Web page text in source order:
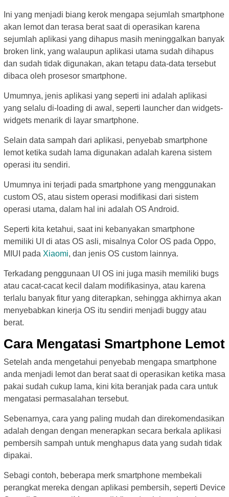
Ini yang menjadi biang kerok mengapa sejumlah smartphone
akan lemot dan terasa berat saat di operasikan karena
sejumlah aplikasi yang dihapus masih meninggalkan banyak
broken link, yang walaupun aplikasi utama sudah dihapus
dan sudah tidak digunakan, akan tetapu data-data tersebut
dibaca oleh prosesor smartphone.
Umumnya, jenis aplikasi yang seperti ini adalah aplikasi
yang selalu di-loading di awal, seperti launcher dan widgets-
widgets menarik di layar smartphone.
Selain data sampah dari aplikasi, penyebab smartphone
lemot ketika sudah lama digunakan adalah karena sistem
operasi itu sendiri.
Umumnya ini terjadi pada smartphone yang menggunakan
custom OS, atau sistem operasi modifikasi dari sistem
operasi utama, dalam hal ini adalah OS Android.
Seperti kita ketahui, saat ini kebanyakan smartphone
memiliki UI di atas OS asli, misalnya Color OS pada Oppo,
MIUI pada Xiaomi, dan jenis OS custom lainnya.
Terkadang penggunaan UI OS ini juga masih memiliki bugs
atau cacat-cacat kecil dalam modifikasinya, atau karena
terlalu banyak fitur yang diterapkan, sehingga akhirnya akan
menyebabkan kinerja OS itu sendiri menjadi buggy atau
berat.
Cara Mengatasi Smartphone Lemot
Setelah anda mengetahui penyebab mengapa smartphone
anda menjadi lemot dan berat saat di operasikan ketika masa
pakai sudah cukup lama, kini kita beranjak pada cara untuk
mengatasi permasalahan tersebut.
Sebenarnya, cara yang paling mudah dan direkomendasikan
adalah dengan dengan menerapkan secara berkala aplikasi
pembersih sampah untuk menghapus data yang sudah tidak
dipakai.
Sebagi contoh, beberapa merk smartphone membekali
perangkat mereka dengan aplikasi pembersih, seperti Device